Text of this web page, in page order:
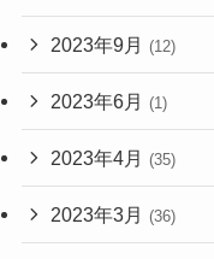
2023年9月 (12)
2023年6月 (1)
2023年4月 (35)
2023年3月 (36)